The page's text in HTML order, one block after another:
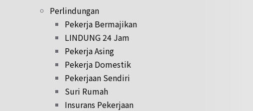
Perlindungan
Pekerja Bermajikan
LINDUNG 24 Jam
Pekerja Asing
Pekerja Domestik
Pekerjaan Sendiri
Suri Rumah
Insurans Pekerjaan